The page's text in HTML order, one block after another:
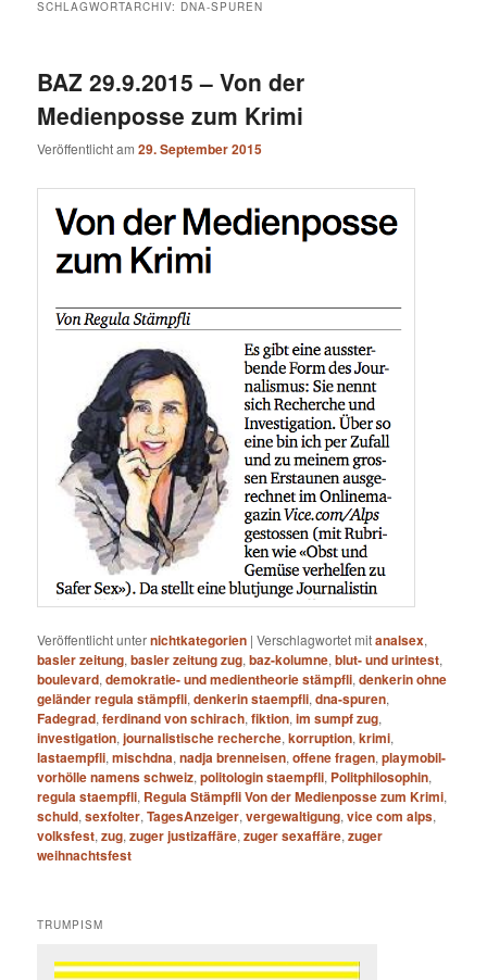
SCHLAGWORTARCHIV: DNA-SPUREN
BAZ 29.9.2015 – Von der
Medienposse zum Krimi
Veröffentlicht am29. September 2015
Veröffentlicht unternichtkategorien |Verschlagwortet mitanalsex,
basler zeitung,basler zeitung zug,baz-kolumne,blut- und urintest,
boulevard,demokratie- und medientheorie stämpfli,denkerin ohne
geländer regula stämpfli,denkerin staempfli,dna-spuren,
Fadegrad,ferdinand von schirach,fiktion,im sumpf zug,
investigation,journalistische recherche,korruption,krimi,
lastaempfli,mischdna,nadja brenneisen,offene fragen,playmobil-
vorhölle namens schweiz,politologin staempfli, Politphilosophin,
regula staempfli, Regula Stämpfli Von der Medienposse zum Krimi,
schuld,sexfolter,TagesAnzeiger,vergewaltigung,vice com alps,
volksfest,zug,zuger justizaffäre,zuger sexaffäre,zuger
weihnachtsfest
TRUMPISM